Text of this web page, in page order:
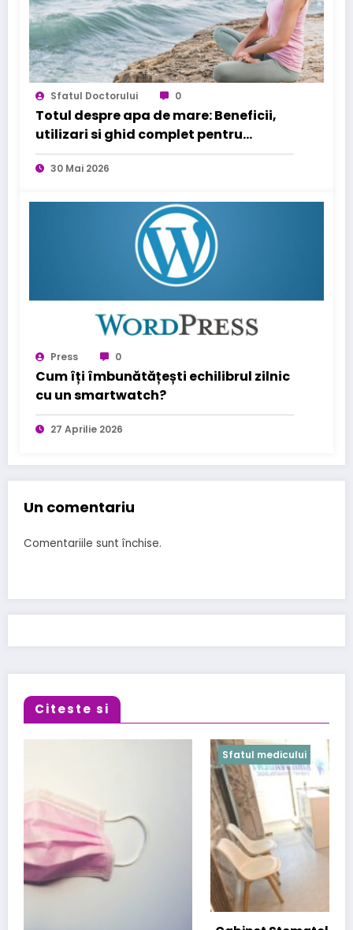
Sfatul Doctorului 0
Totul despre apa de mare: Beneficii,
utilizari si ghid complet pentru
sanatatea familiei tale
30 Mai 2026
Press 0
Cum îți îmbunătățești echilibrul zilnic
cu un smartwatch?
27 Aprilie 2026
Un comentariu
Comentariile sunt închise.
Citeste si